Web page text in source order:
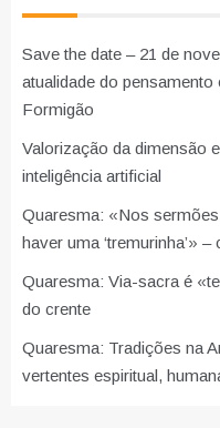
Save the date – 21 de
atualidade do
Formigão
Valorização da dimensão
inteligência artificial
Quaresma: «Nos
haver uma ‘tremurinha’»
Quaresma: Via-sacra é
do crente
Quaresma: Tradições na
vertentes espiritual,